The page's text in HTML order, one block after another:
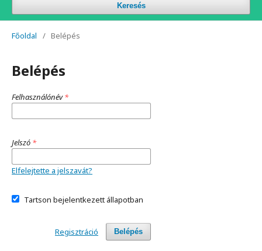
Keresés
Főoldal / Belépés
Belépés
Felhasználónév*
Jelszó *
Elfelejtette a jelszavát?
Tartson bejelentkezett állapotban
Belépés
Regisztráció